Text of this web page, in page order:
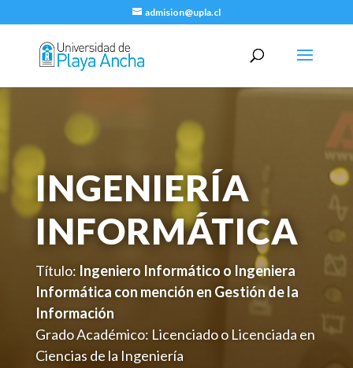
admision@upla.cl
INGENIERÍA
INFORMÁTICA
Título: Ingeniero Informático o Ingeniera
Informática con mención en Gestión de la
Información
Grado Académico: Licenciado o Licenciada en
Ciencias de la Ingeniería